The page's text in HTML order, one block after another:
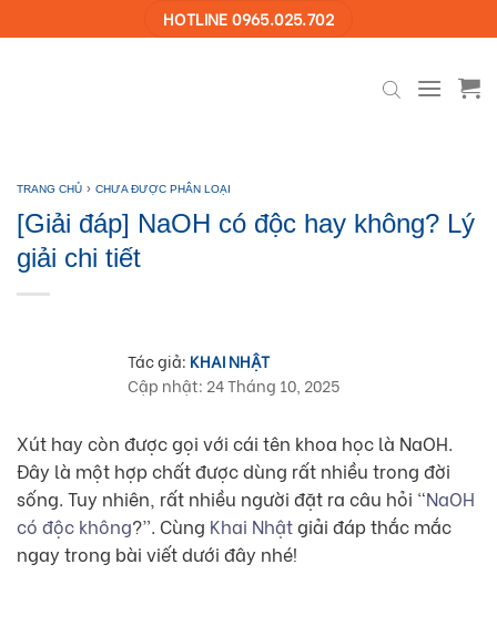
to
HOTLINE 0965.025.702
TRANG CHỦ › CHƯA ĐƯỢC PHÂN LOẠI
[Giải đáp] NaOH có độc hay không? Lý
giải chi tiết
Tác giả: KHAI NHẬT
Cập nhật: 24 Tháng 10, 2025
Xút hay còn được gọi với cái tên khoa học là NaOH.
Đây là một hợp chất được dùng rất nhiều trong đời
sống. Tuy nhiên, rất nhiều người đặt ra câu hỏi “NaOH
có độc không?”. Cùng Khai Nhậtgiải đáp thắc mắc
ngay trong bài viết dưới đây nhé!